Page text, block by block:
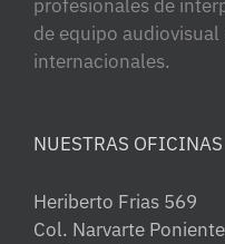
profesionales de
de equipo
internacionales.
NUESTRAS OFICINAS
Heriberto Frias 569
Col. Narvarte Poniente